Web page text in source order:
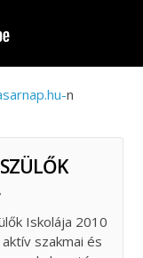
n
Iskolája 2010
szakmai és